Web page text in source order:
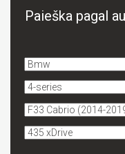
Paieška pagal